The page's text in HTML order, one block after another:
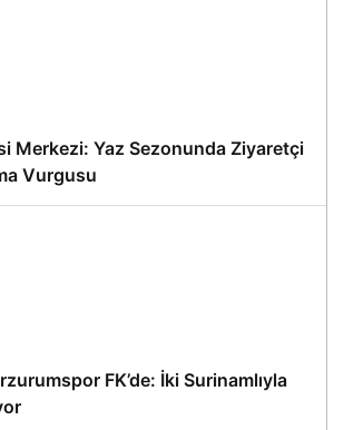
Merkezi: Yaz Sezonunda Ziyaretçi
Vurgusu
FK’de: İki Surinamlıyla